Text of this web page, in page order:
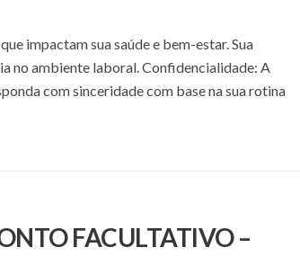
impactam sua saúde e bem-estar. Sua
no ambiente laboral. Confidencialidade: A
com sinceridade com base na sua rotina
FACULTATIVO –